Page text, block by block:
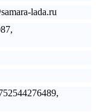
lada.ru